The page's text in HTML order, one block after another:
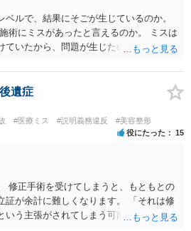
ば， 追加請求が可能な余地があります。
た際に「これ以上金銭の請求はしませ
しまっていると， 上記の請求は，基本的
ルで、結果にそごが生じているのか。
術にミスがあったと言えるのか。 ミスは
ていたから、問題が生じたのか。 美容整
遺症
#医療ミス #説明義務違反 #美容整形
役にたった 15
修正手術を受けてしまうと、もともとの
証が余計に難しくなります。 「それは修
いう主張がされてしまう可能性があるか